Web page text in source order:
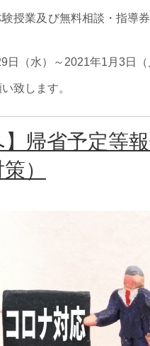
授業及び無料相談・指導
（水）～2021年1月3日（
致します。
】帰省予定等
）